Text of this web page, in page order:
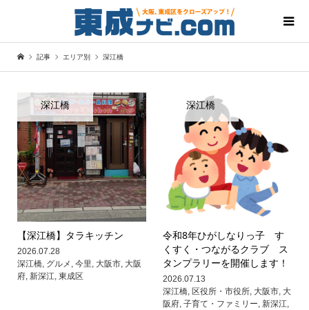
記事 エリア別 深江橋
深江橋
【深江橋】タラキッチン
2026.07.28
深江橋, グルメ 今里 大阪市, 大阪
府, 新深江 東成区
深江橋
令和8年ひがしなりっ子 す
くすく・つながるクラブ ス
タンプラリーを開催します！
2026.07.13
深江橋 ,区役所・市役所 大阪市 大
阪府 ,子育て・ファミリー ,新深江